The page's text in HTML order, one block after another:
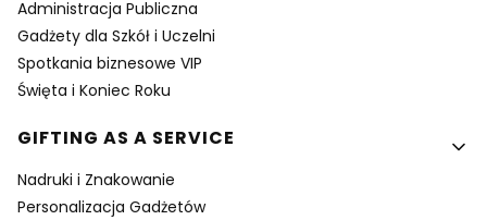
Administracja Publiczna
Gadżety dla Szkół i Uczelni
Spotkania biznesowe VIP
Święta i Koniec Roku
GIFTING AS A SERVICE
Nadruki i Znakowanie
Personalizacja Gadżetów